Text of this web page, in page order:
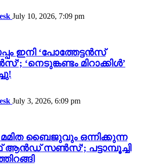
July 10, 2026, 7:09 pm
ഇനി ‘പോത്തേട്ടൻസ്
‘നെടുങ്കണ്ടം മിറാക്കിൾ’
July 3, 2026, 6:09 pm
ബൈജുവും ഒന്നിക്കുന്ന
ആൻഡ് സൺസ്’; പട്ടാമ്പൂച്ചി